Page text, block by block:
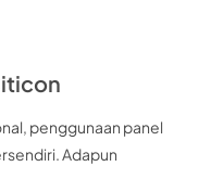
penggunaan panel
Adapun